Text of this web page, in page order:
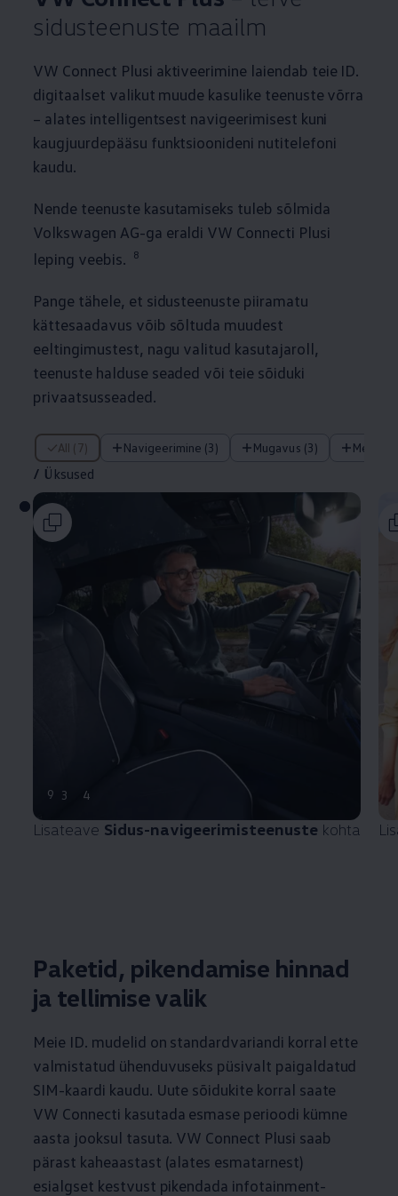
sidusteenuste maailm
VW Connect Plusi aktiveerimine laiendab teie ID.
digitaalset valikut muude kasulike teenuste võrra
– alates intelligentsest navigeerimisest kuni
kaugjuurdepääsu funktsioonideni nutitelefoni
kaudu.
Nende teenuste kasutamiseks tuleb sõlmida
Volkswagen AG-ga eraldi VW Connecti Plusi
leping veebis.
8
Pange tähele, et sidusteenuste piiramatu
kättesaadavus võib sõltuda muudest
eeltingimustest, nagu valitud kasutajaroll,
teenuste halduse seaded või teie sõiduki
privaatsusseaded.
All (7) Navigeerimine (3) Mugavus (3)
/ Üksused
/ Üksused
9 3 4
Lisateave Sidus-navigeerimisteenuste kohta
Paketid, pikendamise hinnad
ja tellimise valik
Meie ID. mudelid on standardvariandi korral ette
valmistatud ühenduvuseks püsivalt paigaldatud
SIM-kaardi kaudu. Uute sõidukite korral saate
VW Connecti kasutada esmase perioodi kümne
aasta jooksul tasuta. VW Connect Plusi saab
pärast kaheaastast (alates esmatarnest)
esialgset kestvust pikendada infotainment-